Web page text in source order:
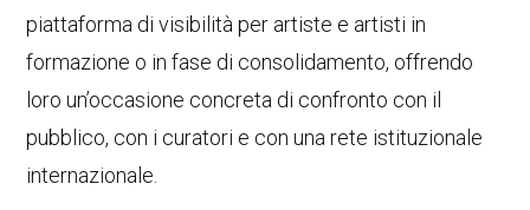
piattaforma di visibilità per artiste e artisti in
formazione o in fase di consolidamento, offrendo
loro un’occasione concreta di confronto con il
pubblico, con i curatori e con una rete istituzionale
internazionale.